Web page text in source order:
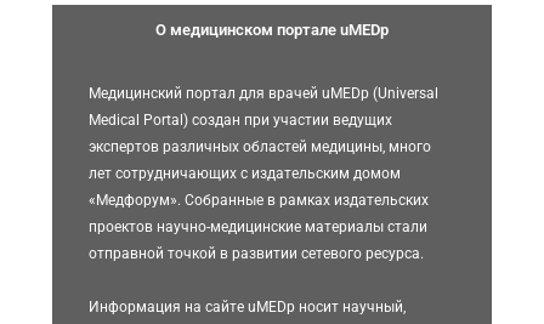
О медицинском портале uMEDp
Медицинский портал для врачей uMEDp (Universal
Medical Portal) создан при участии ведущих
экспертов различных областей медицины, много
лет сотрудничающих с издательским домом
«Медфорум». Собранные в рамках издательских
проектов научно-медицинские материалы стали
отправной точкой в развитии сетевого ресурса.
Информация на сайте uMEDp носит научный,